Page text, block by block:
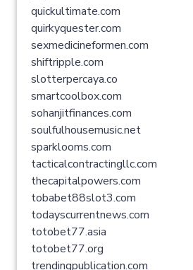
quickultimate.com
quirkyquester.com
sexmedicineformen.com
shiftripple.com
slotterpercaya.co
smartcoolbox.com
sohanjitfinances.com
soulfulhousemusic.net
sparklooms.com
tacticalcontractingllc.com
thecapitalpowers.com
tobabet88slot3.com
todayscurrentnews.com
totobet77.asia
totobet77.org
trendingpublication.com